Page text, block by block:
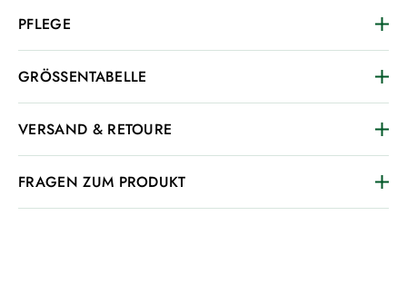
PFLEGE
GRÖSSENTABELLE
VERSAND & RETOURE
FRAGEN ZUM PRODUKT